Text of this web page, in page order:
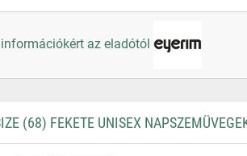
az eladótól
(68) FEKETE UNISEX